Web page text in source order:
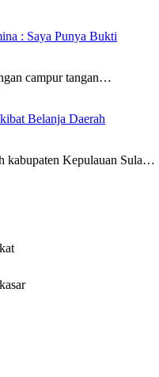
: Saya Punya Bukti
campur tangan…
Belanja Daerah
Kepulauan Sula…